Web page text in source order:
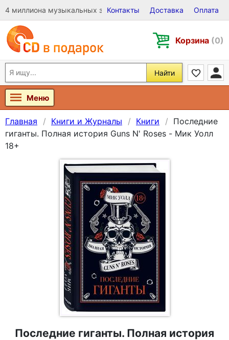
4 миллиона музыкальных записей на Виниле, CD и DVD
Контакты Доставка Оплата
Корзина (0)
Найти
Меню
Главная Книги и Журналы Книги
Последние
гиганты. Полная история Guns N' Roses - Мик Уолл
18+
Последние гиганты. Полная история